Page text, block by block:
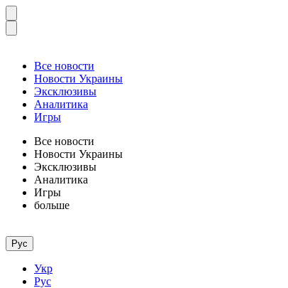
Все новости
Новости Украины
Эксклюзивы
Аналитика
Игры
Все новости
Новости Украины
Эксклюзивы
Аналитика
Игры
больше
Рус
Укр
Рус